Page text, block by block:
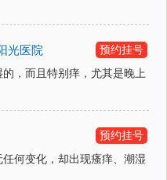
光医院
预约挂号
，而且特别痒，尤其是晚上
预约挂号
何变化，却出现瘙痒、潮湿